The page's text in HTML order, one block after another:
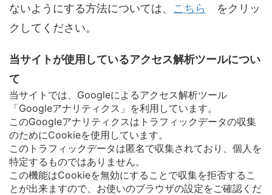
ないようにする方法については、 こちら
をクリッ
クしてください。
当サイトが使用しているアクセス解析ツールについ
て
当サイトでは、Googleによるアクセス解析ツール
「Googleアナリティクス」を利用しています。
このGoogleアナリティクスはトラフィックデータの収集
のためにCookieを使用しています。
このトラフィックデータは匿名で収集されており、個人を
特定するものではありません。
この機能はCookieを無効にすることで収集を拒否するこ
とが出来ますので、お使いのブラウザの設定をご確認くだ